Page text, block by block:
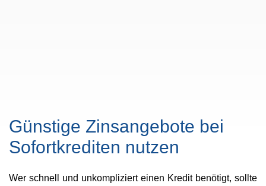
Günstige Zinsangebote bei
Sofortkrediten nutzen
Wer schnell und unkompliziert einen Kredit benötigt, sollte